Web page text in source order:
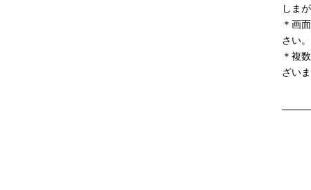
しま
＊画
さい。
＊複
ざいま